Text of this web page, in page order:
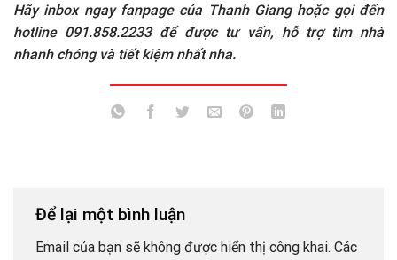
Hãy inbox ngay fanpage của Thanh Giang hoặc gọi đến
hotline 091.858.2233 để được tư vấn, hỗ trợ tìm nhà
nhanh chóng và tiết kiệm nhất nha.
Để lại một bình luận
Email của bạn sẽ không được hiển thị công khai. Các